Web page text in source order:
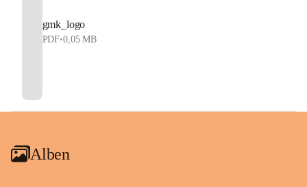
gmk_logo
PDF•0,05 MB
Alben